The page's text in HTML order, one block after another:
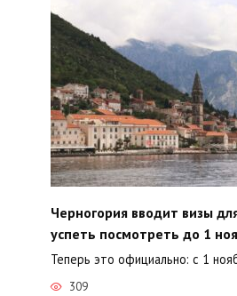
Черногория вводит визы
успеть посмотреть до 1
Теперь это официально: с 1
309